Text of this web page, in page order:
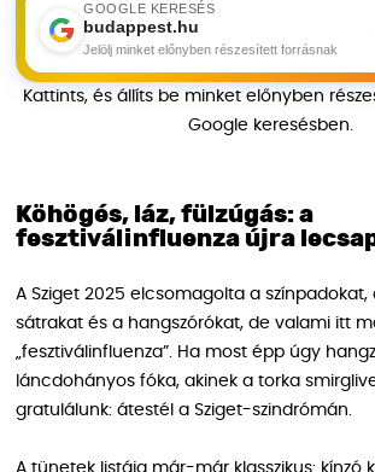
GOOGLE KERESÉS
budappest.hu
Jelölj minket előnyben részesített forrásnak
Kattints, és állíts be minket előnyben
Google keresésben.
Köhögés, láz, fülzúgás: a
fesztiválinfluenza újra
A Sziget 2025 elcsomagolta a színpadokat,
sátrakat és a hangszórókat, de valami itt
„fesztiválinfluenza”. Ha most épp úgy
láncdohányos fóka, akinek a torka
gratulálunk: átestél a Sziget-szindrómán.
A tünetek listája már-már klasszikus: kínzó